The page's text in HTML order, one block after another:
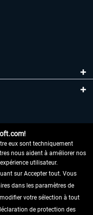
eux sont techniquement
nous aident à améliorer nos
utilisateur.
sur Accepter tout. Vous
dans les paramètres de
votre sélection à tout
de protection des